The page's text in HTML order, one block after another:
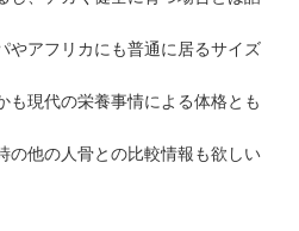
やアフリカにも普通に居るサイズ
も現代の栄養事情による体格とも
の他の人骨との比較情報も欲しい